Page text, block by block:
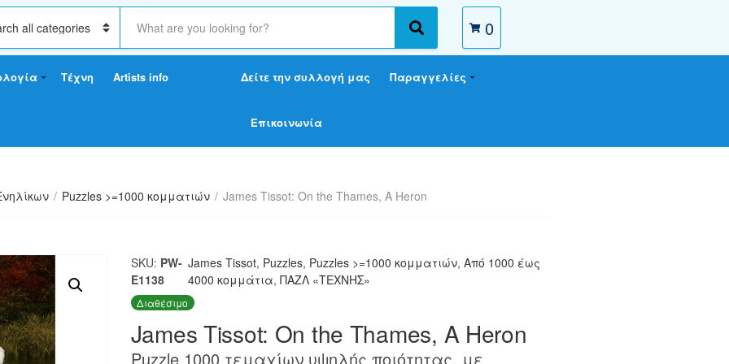
S
a
c
x
S
e
r
0
Τέχνη Artists info Δείτε την συλλογή μας Παραγγελίες
Επικοινωνία
/ Puzzles >=1000 κομματιών / James Tissot: On the Thames, A Heron
SKU: PW-
E1138
James Tissot, Puzzles, Puzzles >=1000 κομματιών,Από 1000 έως
4000 κομμάτια,ΠΑΖΛ «ΤΕΧΝΗΣ»
Διαθέσιμο
James Tissot: On the Thames, A Heron
Puzzle 1000 τεμαχίων υψηλής ποιότητας, με